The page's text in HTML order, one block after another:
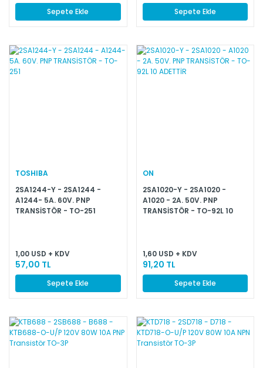
Sepete Ekle Sepete Ekle
TOSHIBA
2SA1244-Y - 2SA1244 -
A1244- 5A. 60V. PNP
TRANSİSTÖR - TO-251
1,00 USD + KDV
57,00 TL
Sepete Ekle
ON
2SA1020-Y - 2SA1020 -
A1020 - 2A. 50V. PNP
TRANSİSTÖR - TO-92L 10
1,60 USD + KDV
91,20 TL
Sepete Ekle